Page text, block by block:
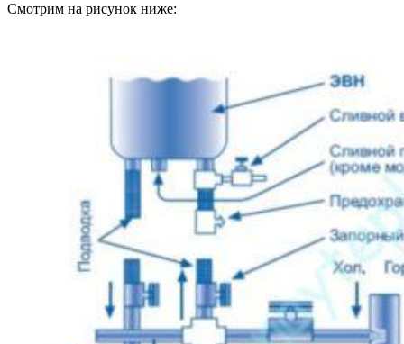
Смотрим на рисунок ниже: